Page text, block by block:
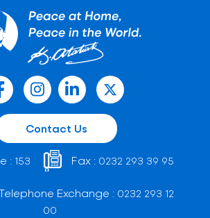
Contact Us
: 153 Fax : 0232 293 39 95
Exchange : 0232 293 12
00